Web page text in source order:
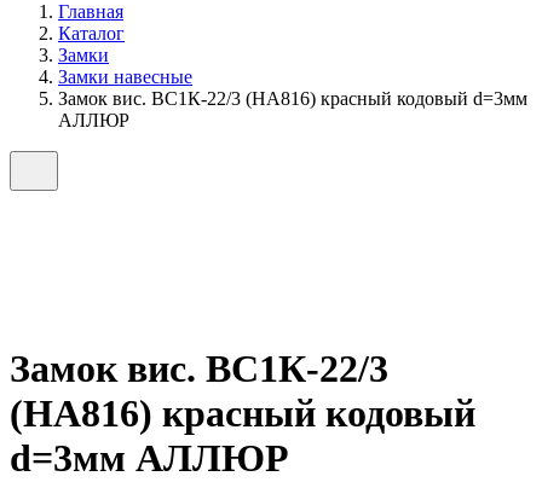
Главная
Каталог
Замки
Замки навесные
Замок вис. ВС1К-22/3 (НА816) красный кодовый d=3мм
АЛЛЮР
Замок вис. ВС1К-22/3
(НА816) красный кодовый
d=3мм АЛЛЮР